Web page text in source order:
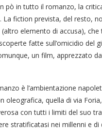
pò in tutto il romanzo, la
fiction prevista, del resto,
elemento di accusa),
fatte sull’omicidio del
un film, apprezzato
è l’ambientazione
oleografica, quella di via
con tutti i limiti del suo
stratificatasi nei millenni e